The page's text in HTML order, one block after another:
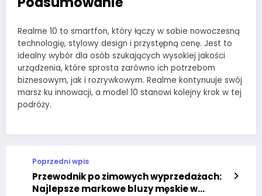
Realme 10 to smartfon, który łączy w sobie nowoczesną
technologię, stylowy design i przystępną cenę. Jest to
idealny wybór dla osób szukających wysokiej jakości
urządzenia, które sprosta zarówno ich potrzebom
biznesowym, jak i rozrywkowym. Realme kontynuuje swój
marsz ku innowacji, a model 10 stanowi kolejny krok w tej
podróży.
Poprzedni wpis
Przewodnik po zimowych wyprzedażach:
Najlepsze markowe bluzy męskie w